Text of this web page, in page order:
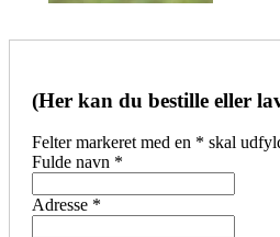
(Her kan du bestille eller
Felter markeret med en * skal
Fulde navn *
Adresse *